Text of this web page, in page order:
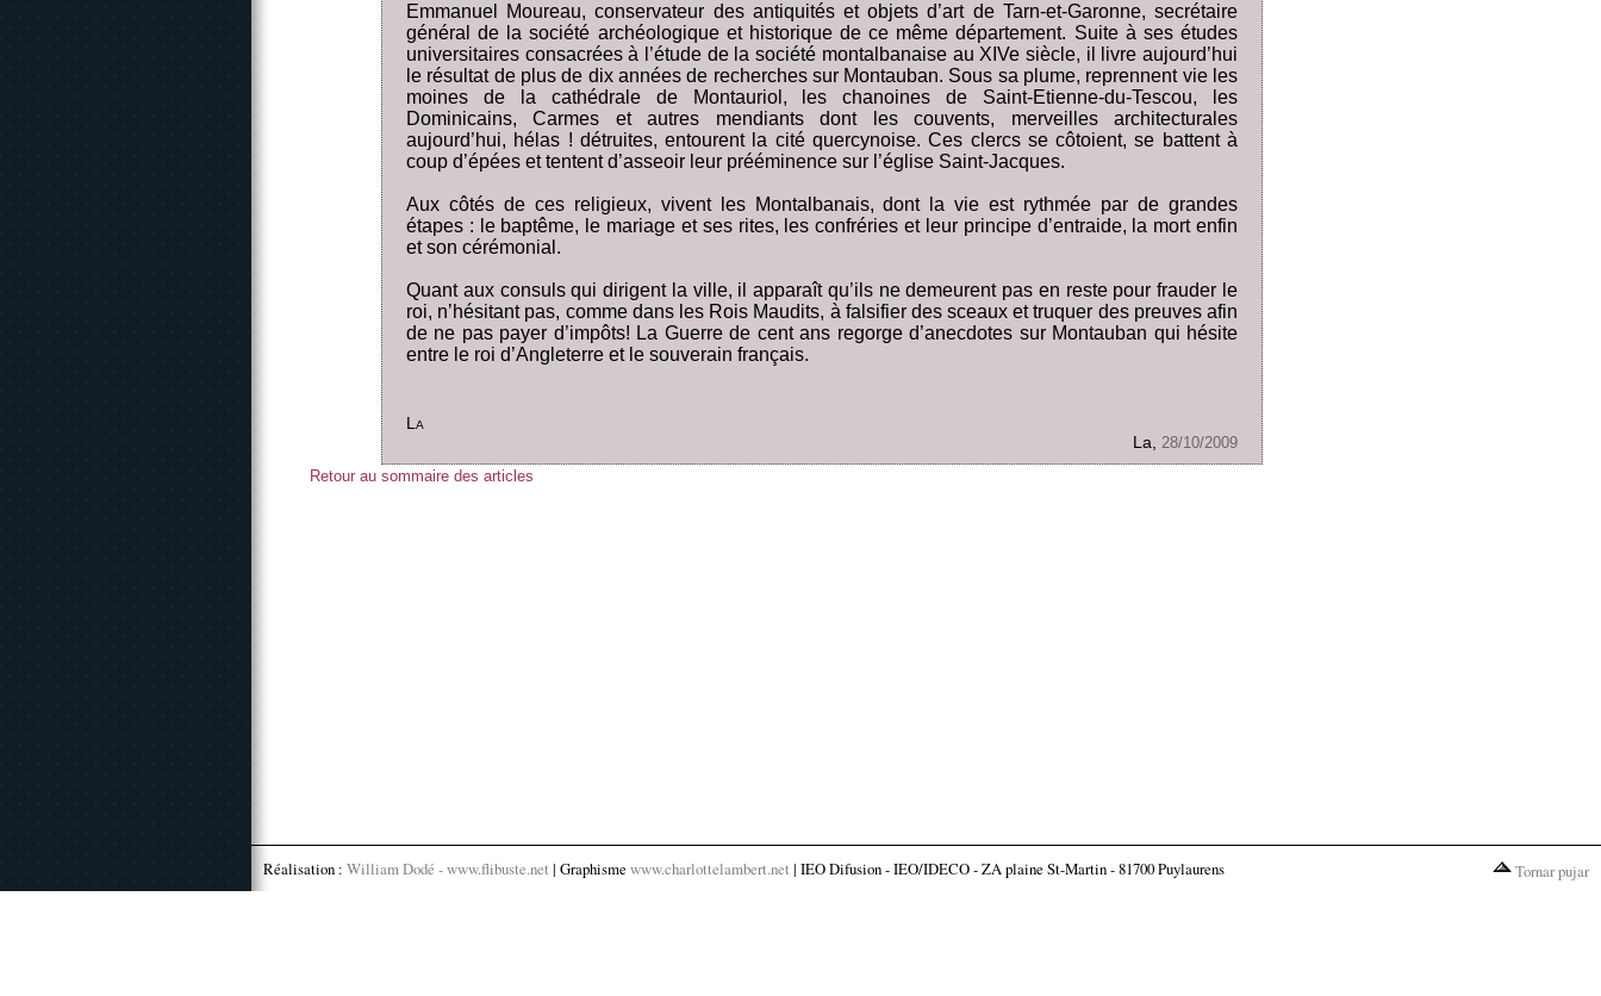
Emmanuel Moureau, conservateur des antiquités et objets d’art de Tarn-et-Garonne, secrétaire
général de la société archéologique et historique de ce même département. Suite à ses études
universitaires consacrées à l’étude de la société montalbanaise au XIVe siècle, il livre aujourd’hui
le résultat de plus de dix années de recherches sur Montauban. Sous sa plume, reprennent vie les
moines de la cathédrale de Montauriol, les chanoines de Saint-Etienne-du-Tescou, les
Dominicains, Carmes et autres mendiants dont les couvents, merveilles architecturales
aujourd’hui, hélas ! détruites, entourent la cité quercynoise. Ces clercs se côtoient, se battent à
coup d’épées et tentent d’asseoir leur prééminence sur l’église Saint-Jacques.
Aux côtés de ces religieux, vivent les Montalbanais, dont la vie est rythmée par de grandes
étapes : le baptême, le mariage et ses rites, les confréries et leur principe d’entraide, la mort enfin
et son cérémonial.
Quant aux consuls qui dirigent la ville, il apparaît qu’ils ne demeurent pas en reste pour frauder le
roi, n’hésitant pas, comme dans les Rois Maudits, à falsifier des sceaux et truquer des preuves afin
de ne pas payer d’impôts! La Guerre de cent ans regorge d’anecdotes sur Montauban qui hésite
entre le roi d’Angleterre et le souverain français.
La
La, 28/10/2009
Retour au sommaire des articles
Réalisation : William Dodé - www.flibuste.net | Graphisme www.charlottelambert.net | IEO Difusion - IEO/IDECO - ZA plaine St-Martin - 81700 Puylaurens Tornar pujar